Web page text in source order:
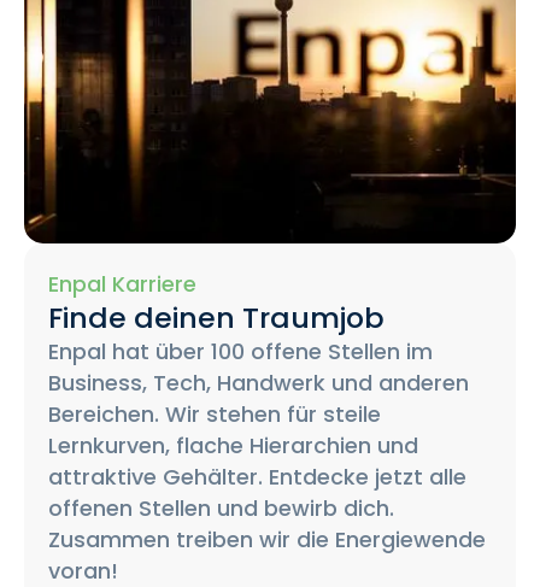
Enpal Karriere
Finde deinen Traumjob
Enpal hat über 100 offene Stellen im
Business, Tech, Handwerk und anderen
Bereichen. Wir stehen für steile
Lernkurven, flache Hierarchien und
attraktive Gehälter. Entdecke jetzt alle
offenen Stellen und bewirb dich.
Zusammen treiben wir die Energiewende
voran!